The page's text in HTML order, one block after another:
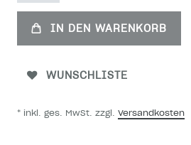
IN DEN WARENKORB
WUNSCHLISTE
* inkl. ges. MwSt. zzgl. Versandkosten